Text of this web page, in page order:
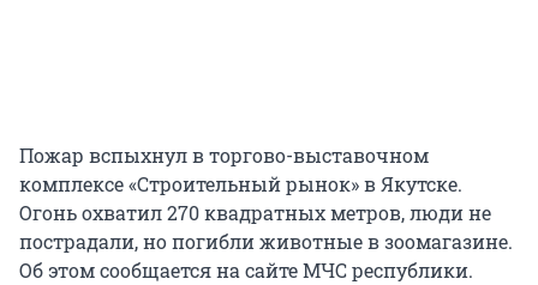
Пожар вспыхнул в торгово-выставочном
комплексе «Строительный рынок» в Якутске.
Огонь охватил 270 квадратных метров, люди не
пострадали, но погибли животные в зоомагазине.
Об этом сообщается на сайте МЧС республики.